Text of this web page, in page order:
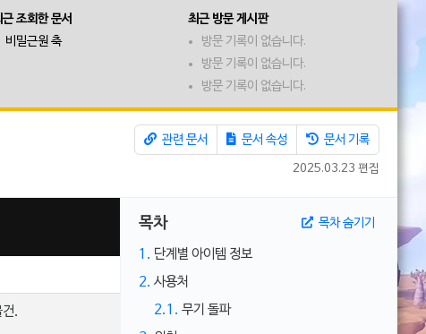
근 조회한 문서
비밀근원 축
최근 방문 게시판
방문 기록이 없습니다.
방문 기록이 없습니다.
방문 기록이 없습니다.
관련 문서 문서 속성 문서 기록
2025.03.23 편집
건.
목차 숨기기
목차
1. 단계별 아이템 정보
2. 사용처
2.1. 무기 돌파